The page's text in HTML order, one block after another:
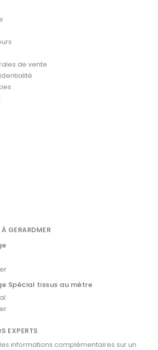
de vente
GERARDMER
Spécial tissus au mètre
EXPERTS
informations complémentaires sur un